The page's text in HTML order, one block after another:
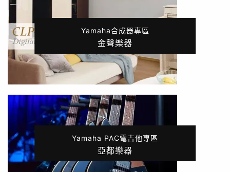
Yamaha合成器專區
金聲樂器
Yamaha PAC電吉他專區
亞都樂器